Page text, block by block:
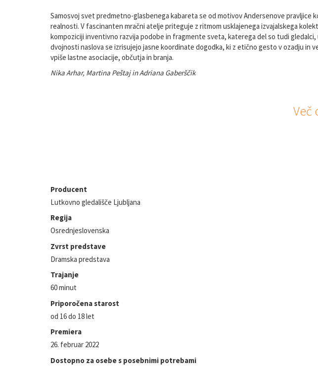
Samosvoj svet predmetno-glasbenega kabareta se od motivov Andersenove
realnosti. V fascinanten mračni atelje priteguje z ritmom usklajenega izvajalskega
kompoziciji inventivno razvija podobe in fragmente sveta, katerega del so tudi
dvojnosti naslova se izrisujejo jasne koordinate dogodka, ki z etično gesto v ozadju
vpiše lastne asociacije, občutja in branja.
Nika Arhar, Martina Peštaj in Adriana Gaberščik
Več
Producent
Lutkovno gledališče Ljubljana
Regija
Osrednjeslovenska
Zvrst predstave
Dramska predstava
Trajanje
60 minut
Priporočena starost
od 16 do 18 let
Premiera
26. februar 2022
Dostopno za osebe s posebnimi potrebami